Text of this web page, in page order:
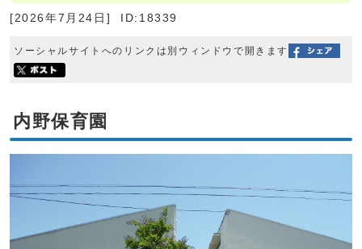
[2026年7月24日] ID:18339
ソーシャルサイトへのリンクは別ウィンドウで開きます
内野保育園